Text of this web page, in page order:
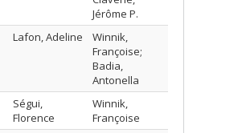
Jérôme P.
Lafon, Adeline
Winnik,
Françoise;
Badia,
Antonella
Ségui,
Florence
Winnik,
Françoise